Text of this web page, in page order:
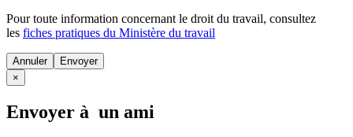
Pour toute information concernant le droit du travail, consultez
les fiches pratiques du Ministère du travail
Annuler
×
Envoyer à un ami